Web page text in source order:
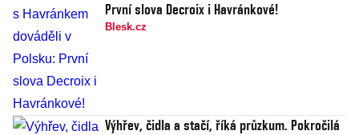
První slova Decroix i Havránkové!
Blesk.cz
Výhřev, čidla a stačí, říká průzkum. Pokročilá